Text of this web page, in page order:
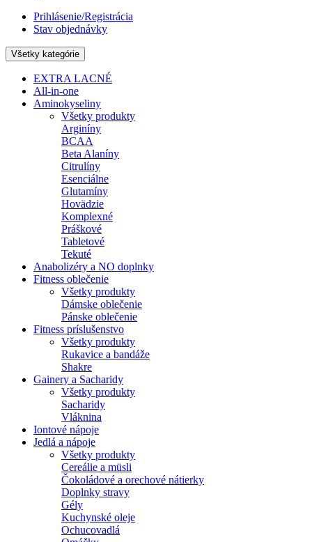
Prihlásenie/Registrácia
Stav objednávky
Všetky kategórie
EXTRA LACNÉ
All-in-one
Aminokyseliny
Všetky produkty
Arginíny
BCAA
Beta Alaníny
Citrulíny
Esenciálne
Glutamíny
Hovädzie
Komplexné
Práškové
Tabletové
Tekuté
Anabolizéry a NO doplnky
Fitness oblečenie
Všetky produkty
Dámske oblečenie
Pánske oblečenie
Fitness príslušenstvo
Všetky produkty
Rukavice a bandáže
Shakre
Gainery a Sacharidy
Všetky produkty
Sacharidy
Vláknina
Iontové nápoje
Jedlá a nápoje
Všetky produkty
Cereálie a müsli
Čokoládové a orechové nátierky
Doplnky stravy
Gély
Kuchynské oleje
Ochucovadlá